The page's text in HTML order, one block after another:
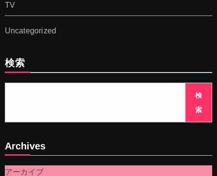
TV
Uncategorized
検索
検
索
Archives
アーカイブ